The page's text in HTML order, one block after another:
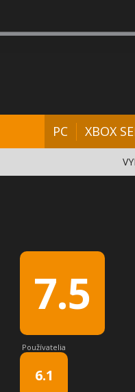
PC XBOX
7.5
Používatelia
6.1